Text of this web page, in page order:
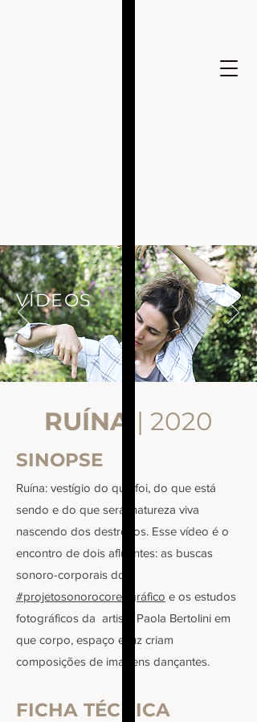
VÍDEOS
RUÍNA | 2020
SINOPSE
Ruína: vestígio do que foi, do que está
sendo e do que será; natureza viva
nascendo dos destroços. Esse vídeo é o
encontro de dois afluentes: as buscas
sonoro-corporais do
#projetosonorocoreográfico e os estudos
fotográficos da artista Paola Bertolini em
que corpo, espaço e luz criam
composições de imagens dançantes.
FICHA TÉCNICA